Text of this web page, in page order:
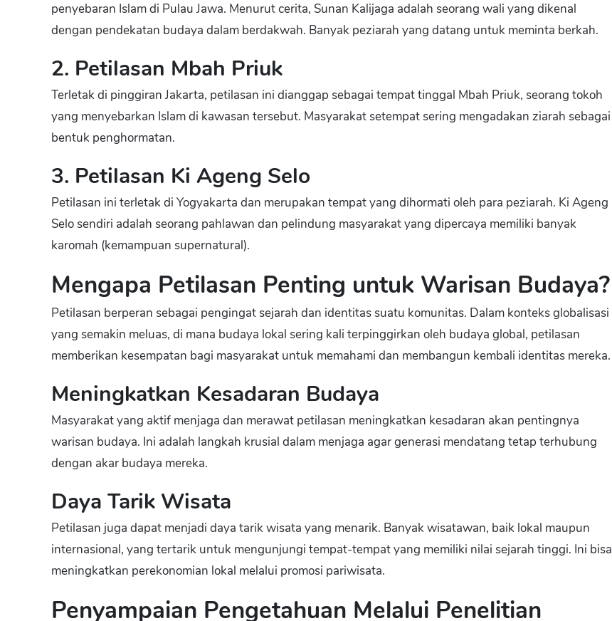
penyebaran Islam di Pulau Jawa. Menurut cerita, Sunan Kalijaga adalah seorang wali yang dikenal
dengan pendekatan budaya dalam berdakwah. Banyak peziarah yang datang untuk meminta berkah.
2. Petilasan Mbah Priuk
Terletak di pinggiran Jakarta, petilasan ini dianggap sebagai tempat tinggal Mbah Priuk, seorang tokoh
yang menyebarkan Islam di kawasan tersebut. Masyarakat setempat sering mengadakan ziarah sebagai
bentuk penghormatan.
3. Petilasan Ki Ageng Selo
Petilasan ini terletak di Yogyakarta dan merupakan tempat yang dihormati oleh para peziarah. Ki Ageng
Selo sendiri adalah seorang pahlawan dan pelindung masyarakat yang dipercaya memiliki banyak
karomah (kemampuan supernatural).
Mengapa Petilasan Penting untuk Warisan Budaya?
Petilasan berperan sebagai pengingat sejarah dan identitas suatu komunitas. Dalam konteks globalisasi
yang semakin meluas, di mana budaya lokal sering kali terpinggirkan oleh budaya global, petilasan
memberikan kesempatan bagi masyarakat untuk memahami dan membangun kembali identitas mereka.
Meningkatkan Kesadaran Budaya
Masyarakat yang aktif menjaga dan merawat petilasan meningkatkan kesadaran akan pentingnya
warisan budaya. Ini adalah langkah krusial dalam menjaga agar generasi mendatang tetap terhubung
dengan akar budaya mereka.
Daya Tarik Wisata
Petilasan juga dapat menjadi daya tarik wisata yang menarik. Banyak wisatawan, baik lokal maupun
internasional, yang tertarik untuk mengunjungi tempat-tempat yang memiliki nilai sejarah tinggi. Ini bisa
meningkatkan perekonomian lokal melalui promosi pariwisata.
Penyampaian Pengetahuan Melalui Penelitian